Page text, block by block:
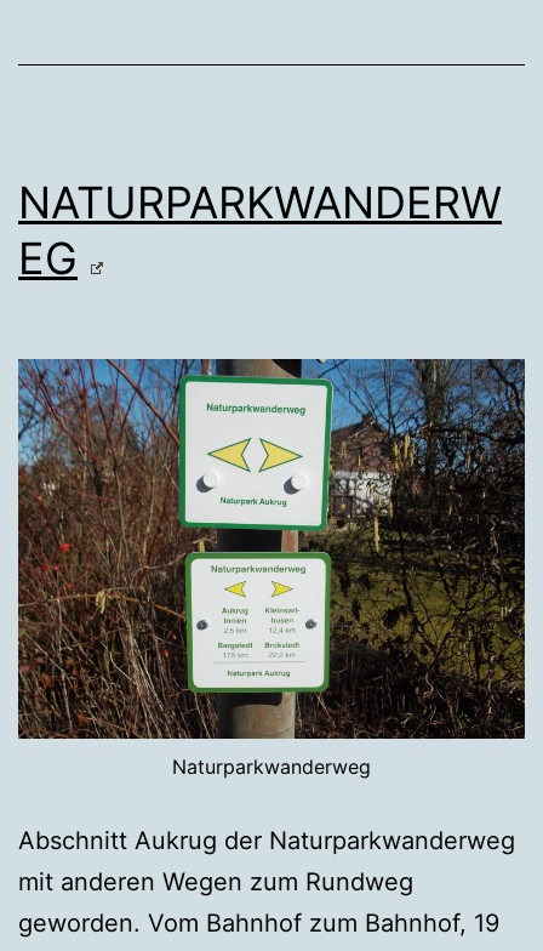
NATURPARKWANDERW
EG
Naturparkwanderweg
Abschnitt Aukrug der Naturparkwanderweg
mit anderen Wegen zum Rundweg
geworden. Vom Bahnhof zum Bahnhof, 19